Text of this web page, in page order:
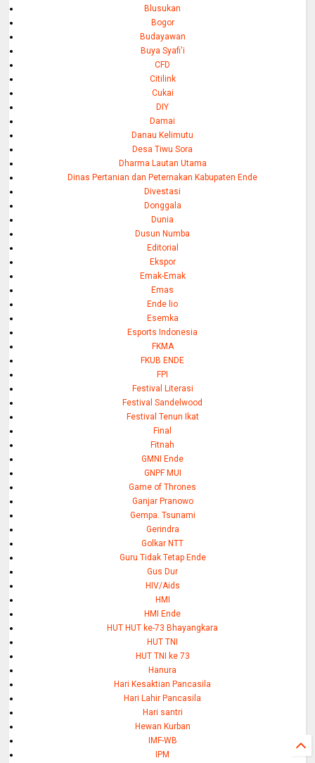
Blusukan
Bogor
Budayawan
Buya Syafi'i
CFD
Citilink
Cukai
DIY
Damai
Danau Kelimutu
Desa Tiwu Sora
Dharma Lautan Utama
Dinas Pertanian dan Peternakan Kabupaten Ende
Divestasi
Donggala
Dunia
Dusun Numba
Editorial
Ekspor
Emak-Emak
Emas
Ende lio
Esemka
Esports Indonesia
FKMA
FKUB ENDE
FPI
Festival Literasi
Festival Sandelwood
Festival Tenun Ikat
Final
Fitnah
GMNI Ende
GNPF MUI
Game of Thrones
Ganjar Pranowo
Gempa. Tsunami
Gerindra
Golkar NTT
Guru Tidak Tetap Ende
Gus Dur
HIV/Aids
HMI
HMI Ende
HUT HUT ke-73 Bhayangkara
HUT TNI
HUT TNI ke 73
Hanura
Hari Kesaktian Pancasila
Hari Lahir Pancasila
Hari santri
Hewan Kurban
IMF-WB
IPM